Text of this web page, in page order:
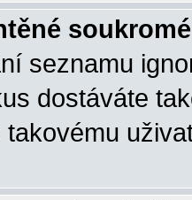
seznamu
dostáváte
takovému